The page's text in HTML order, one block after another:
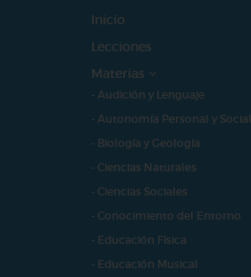
Inicio
Lecciones
Materias
- Audición y Lenguaje
- Autonomía Personal y Social
- Biología y Geología
- Ciencias Naturales
- Ciencias Sociales
- Conocimiento del Entorno
- Educación Física
- Educación Musical